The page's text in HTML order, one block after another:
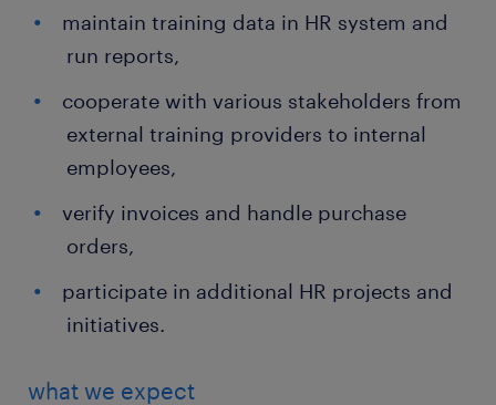
maintain training data in HR system and
run reports,
cooperate with various stakeholders from
external training providers to internal
employees,
verify invoices and handle purchase
orders,
participate in additional HR projects and
initiatives.
what we expect